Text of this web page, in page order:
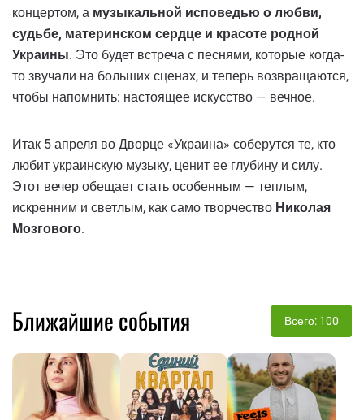
концертом, а музыкальной исповедью о любви,
судьбе, материнском сердце и красоте родной
Украины. Это будет встреча с песнями, которые когда-
то звучали на больших сценах, и теперь возвращаются,
чтобы напомнить: настоящее искусство — вечное.
Итак 5 апреля во Дворце «Украина» соберутся те, кто
любит украинскую музыку, ценит ее глубину и силу.
Этот вечер обещает стать особенным — теплым,
искренним и светлым, как само творчество Николая
Мозгового.
Ближайшие события Всего: 100